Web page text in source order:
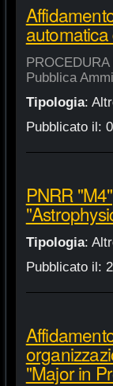
Pubblica
Tipologia:
Pubblicato il:
PNRR
Tipologia:
Pubblicato il:
"Major in